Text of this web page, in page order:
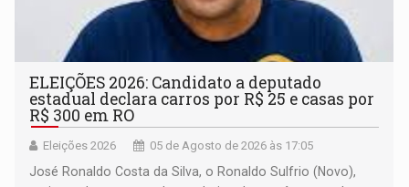
ELEIÇÕES 2026: Candidato a deputado
estadual declara carros por R$ 25 e casas por
R$ 300 em RO
Eleições 2026 05 de Agosto de 2026 às 17:05
José Ronaldo Costa da Silva, o Ronaldo Sulfrio (Novo),